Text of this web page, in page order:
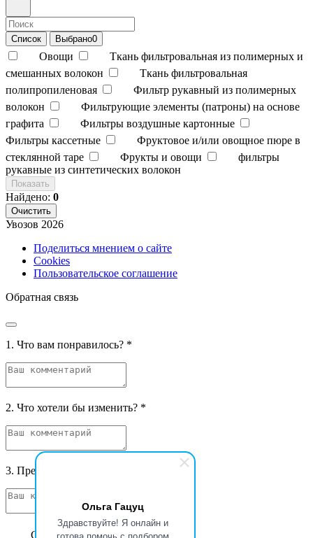
Ольга Гацуц
Здравствуйте! Я онлайн и
Список Выбрано0
Овощи
Ткань фильтровальная из полимерных и
смешанных волокон
Ткань фильтровальная
полипропиленовая
Фильтр рукавный из полимерных
волокон
Фильтрующие элементы (патроны) на основе
графита
Фильтры воздушные картонные
Фильтры кассетные
Фруктовое и/или овощное пюре в
стеклянной таре
Фрукты и овощи
фильтры
рукавные из синтетических волокон
Показать
Найдено: 0
Очистить
Увозов 2026
Поделиться мнением о сайте
Cookies
Пользовательское соглашение
Обратная связь
1. Что вам понравилось? *
2. Что хотели бы изменить? *
3. Предложения и фантазии
Спасибо за ваш отзыв